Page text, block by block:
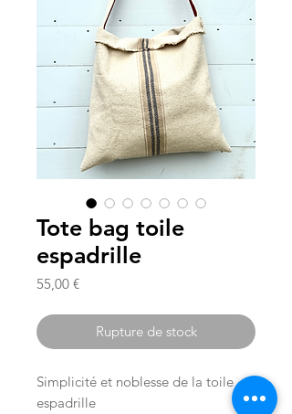
Tote bag toile
espadrille
55,00 €Prix
Rupture de stock
Simplicité et noblesse de la toile
espadrille